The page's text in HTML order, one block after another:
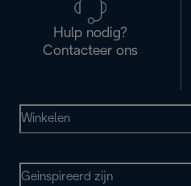
Hulp nodig?
Contacteer ons
Winkelen
Geinspireerd zijn